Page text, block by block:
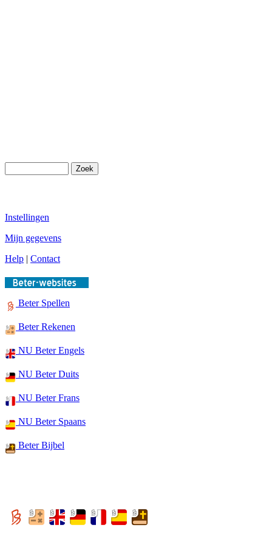
Instellingen
Mijn gegevens
Help | Contact
Beter Spellen
Beter Rekenen
NU Beter Engels
NU Beter Duits
NU Beter Frans
NU Beter Spaans
Beter Bijbel